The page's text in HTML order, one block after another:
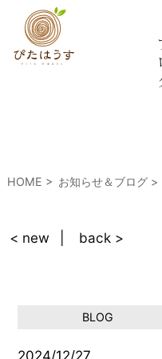
HOME お知らせ＆ブログ
< new back >
BLOG